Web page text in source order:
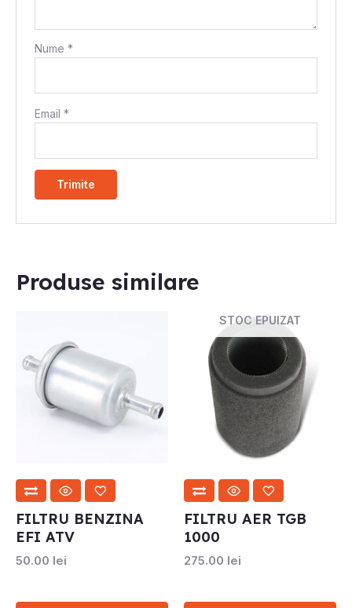
Nume*
Email*
Produse similare
FILTRU BENZINA
EFI ATV
50.00 lei
STOC EPUIZAT
FILTRU AER TGB
1000
275.00 lei